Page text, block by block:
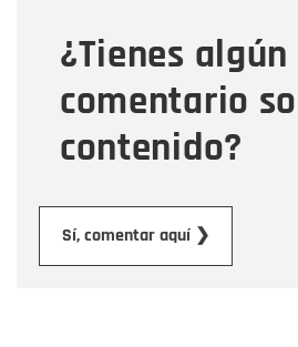
¿Tienes algún
comentario
contenido?
Sí, comentar aquí ❯
Mensaje